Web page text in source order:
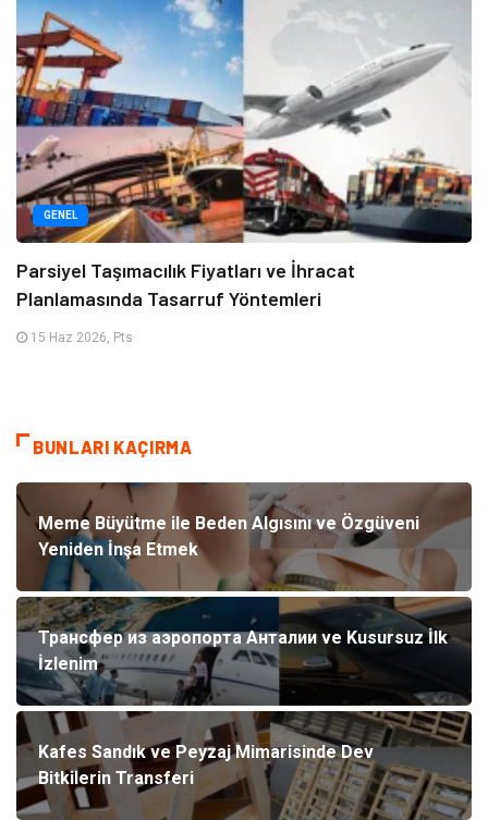
GENEL
Parsiyel Taşımacılık Fiyatları ve İhracat
Planlamasında Tasarruf Yöntemleri
15 Haz 2026, Pts
BUNLARI KAÇIRMA
Meme Büyütme ile Beden Algısını ve Özgüveni
Yeniden İnşa Etmek
Трансфер из аэропорта Анталии ve Kusursuz İlk
İzlenim
Kafes Sandık ve Peyzaj Mimarisinde Dev
Bitkilerin Transferi